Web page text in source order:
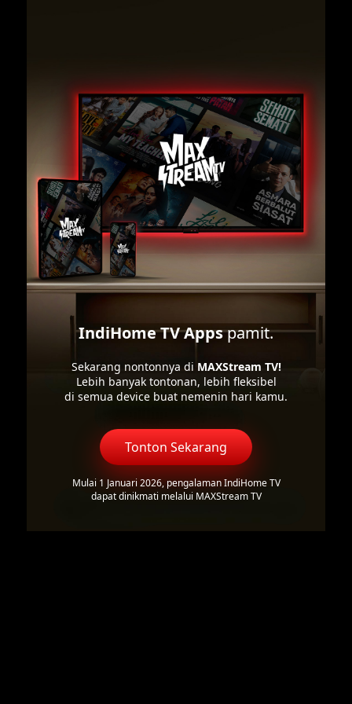
IndiHome TV Appspamit.
Sekarang nontonnya di MAXStream TV!
Lebih banyak tontonan, lebih fleksibel
di semua device buat nemenin hari kamu.
Tonton Sekarang
Mulai 1 Januari 2026, pengalaman IndiHome TV
dapat dinikmati melalui MAXStream TV